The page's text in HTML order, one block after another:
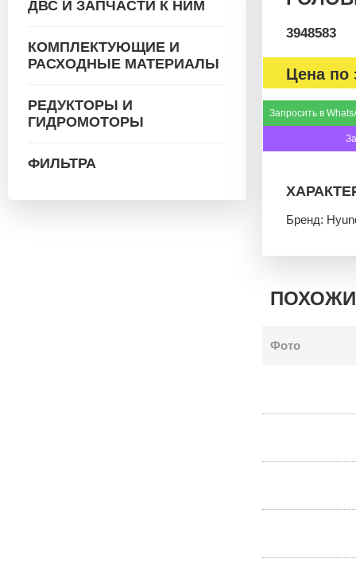
ДВС И ЗАПЧАСТИ К НИМ
КОМПЛЕКТУЮЩИЕ И
РАСХОДНЫЕ МАТЕРИАЛЫ
РЕДУКТОРЫ И
ГИДРОМОТОРЫ
ФИЛЬТРА
3948583
Цена по
Запросить в
Бренд:
Фото